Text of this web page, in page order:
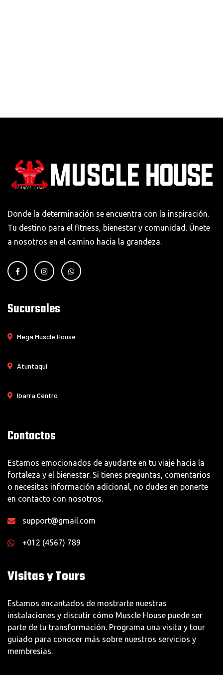
Donde la determinación se encuentra con la inspiración.
Tu destino para el fitness, bienestar y comunidad. Únete
a nosotros en el camino hacia la grandeza.
Sucursales
Mega Muscle House
Atuntaqui
Ibarra Centro
Contactos
Estamos emocionados de ayudarte en tu viaje hacia la
fortaleza y el bienestar. Si tienes preguntas, comentarios
o necesitas información adicional, no dudes en ponerte
en contacto con nosotros.
support@gmail.com
+012 (4567) 789
Visitas y Tours
Estamos encantados de mostrarte nuestras
instalaciones y discutir cómo Muscle House puede ser
parte de tu transformación. Programa una visita y tour
guiado para conocer más sobre nuestros servicios y
membresías.